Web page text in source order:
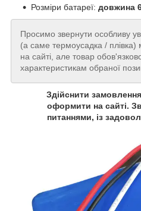
Розміри батареї: довжина
Просимо звернути особливу
(а саме термоусадка / плівка)
на сайті, але товар
характеристикам обраної
Здійснити
оформити на сайті.
питаннями, із